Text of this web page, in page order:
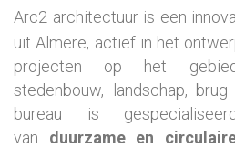
Arc2 architectuur is een
uit Almere, actief in het
projecten op het
stedenbouw, landschap,
bureau is
van
duurzame en